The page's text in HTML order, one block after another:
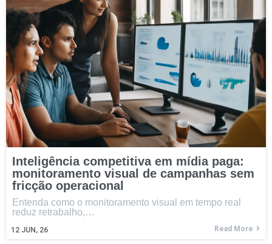
Inteligência competitiva em mídia paga:
monitoramento visual de campanhas sem
fricção operacional
12 JUN, 26
Entenda como o monitoramento visual em tempo real
reduz retrabalho,…
Read More